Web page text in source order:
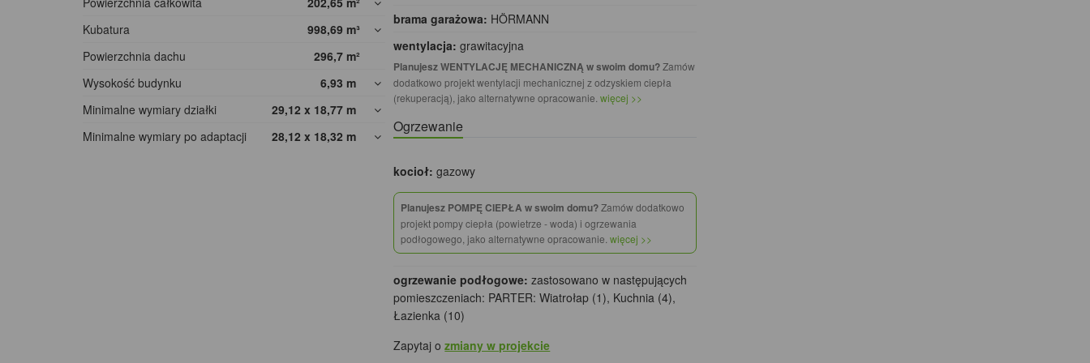
Kubatura
998,69 m³
Powierzchnia dachu
296,7 m²
Wysokość budynku
6,93 m
Minimalne wymiary działki
29,12 x 18,77 m
Minimalne wymiary po adaptacji
28,12 x 18,32 m
brama garażowa: HÖRMANN
wentylacja: grawitacyjna
Planujesz WENTYLACJĘ MECHANICZNĄ w swoim domu?Zamów
dodatkowo projekt wentylacji mechanicznej z odzyskiem ciepła
(rekuperacją), jako alternatywne opracowanie.więcej >>
Ogrzewanie
kocioł: gazowy
Planujesz POMPĘ CIEPŁA w swoim domu?Zamów dodatkowo
projekt pompy ciepła (powietrze - woda) i ogrzewania
podłogowego, jako alternatywne opracowanie.więcej >>
ogrzewanie podłogowe: zastosowano w następujących
pomieszczeniach: PARTER: Wiatrołap (1), Kuchnia (4),
Łazienka (10)
Zapytaj ozmiany w projekcie